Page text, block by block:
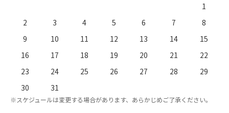
1
2
3 4 5 6 7
8
9
10 11 12 13 14
15
16
17 18 19 20 21
22
23
24 25 26 27 28
29
30
31
※スケジュールは変更する場合があります、あらかじめご了承ください。